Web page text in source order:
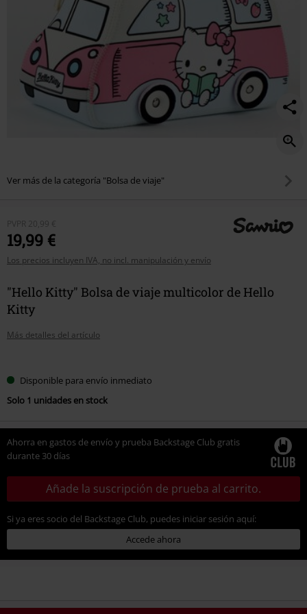
Ver más de la categoría "Bolsa de viaje"
PVPR 20,99 €
19,99 €
Los precios incluyen IVA, no incl. manipulación y envío
"Hello Kitty" Bolsa de viaje multicolor de Hello
Kitty
Más detalles del artículo
tu
talla
Disponible para envío inmediato
Solo 1 unidades en stock
Ahorra en gastos de envío y prueba Backstage Club gratis
durante 30 días
Añade la suscripción de prueba al carrito.
Si ya eres socio del Backstage Club, puedes iniciar sesión aquí:
Accede ahora